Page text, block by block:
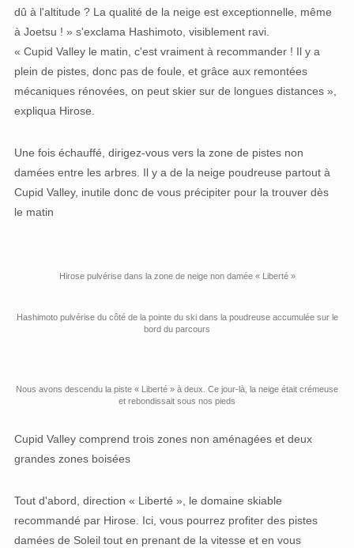
dû à l'altitude ? La qualité de la neige est exceptionnelle, même
à Joetsu ! » s'exclama Hashimoto, visiblement ravi.
« Cupid Valley le matin, c'est vraiment à recommander ! Il y a
plein de pistes, donc pas de foule, et grâce aux remontées
mécaniques rénovées, on peut skier sur de longues distances »,
expliqua Hirose.
Une fois échauffé, dirigez-vous vers la zone de pistes non
damées entre les arbres. Il y a de la neige poudreuse partout à
Cupid Valley, inutile donc de vous précipiter pour la trouver dès
le matin
Hirose pulvérise dans la zone de neige non damée « Liberté »
Hashimoto pulvérise du côté de la pointe du ski dans la poudreuse accumulée sur le
bord du parcours
Nous avons descendu la piste « Liberté » à deux. Ce jour-là, la neige était crémeuse
et rebondissait sous nos pieds
Cupid Valley comprend trois zones non aménagées et deux
grandes zones boisées
Tout d'abord, direction « Liberté », le domaine skiable
recommandé par Hirose. Ici, vous pourrez profiter des pistes
damées de Soleil tout en prenant de la vitesse et en vous